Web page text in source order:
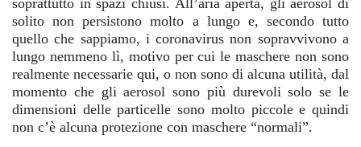
solito non persistono molto a lungo e, secondo tutto
quello che sappiamo, i coronavirus non sopravvivono a
lungo nemmeno lì, motivo per cui le maschere non sono
realmente necessarie qui, o non sono di alcuna utilità, dal
momento che gli aerosol sono più durevoli solo se le
dimensioni delle particelle sono molto piccole e quindi
non c’è alcuna protezione con maschere “normali”.